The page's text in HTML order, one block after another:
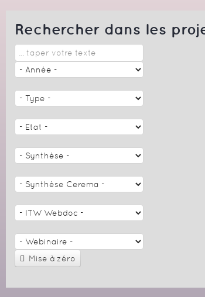
Rechercher dans les
Mise à zéro